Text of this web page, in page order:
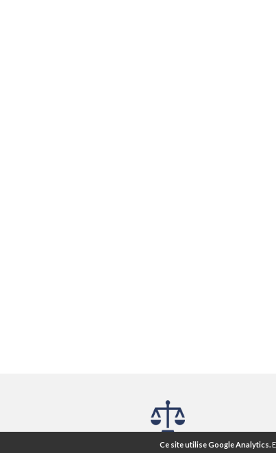
Ce site utilise Google Analytics.
Mentions légales ® CGU CGV